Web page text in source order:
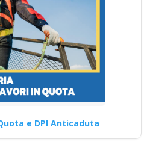
e DPI Anticaduta